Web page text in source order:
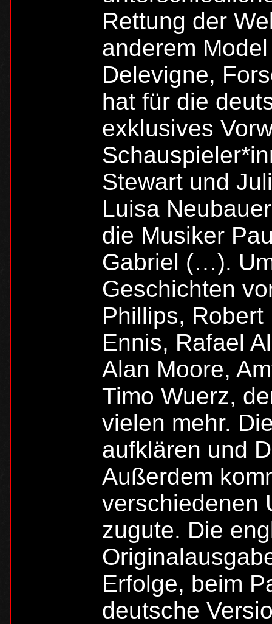
Rettung der
anderem
Delevigne,
hat für die
exklusives
Stewart und
Luisa
die Musiker
Gabriel (…).
Geschichten
Phillips,
Ennis, Rafael
Alan Moore,
Timo Wuerz,
vielen mehr.
aufklären und
Außerdem
verschiedenen
zugute. Die
Erfolge, beim
deutsche